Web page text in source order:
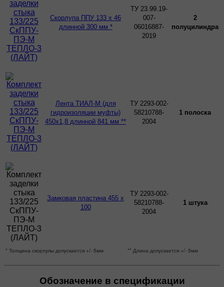
Скорлупа ППУ 133 х 46
длинной 300 мм *
ТУ 23.99.19-
007-
06016887-
2019
2
полуцилиндра
Лента ТИАЛ-М (для
гидроизоляции муфты)
450х1,8 длинной 841 мм **
ТУ 2293-002-
58210788-
2004
1 полоска
Замковая пластина 455 х
100
ТУ 2293-002-
58210788-
2004
1 штука
* Толщина скорлупы допускается +/- 5мм ** Длина допускается +/- 5мм
Обозначение в спецификации